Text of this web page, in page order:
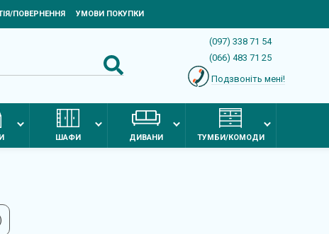
ПОВЕРНЕННЯ УМОВИ ПОКУПКИ
(097) 338 71 54
(066) 483 71 25
Подзвоніть мені!
ШАФИ ДИВАНИ ТУМБИ/КОМОДИ